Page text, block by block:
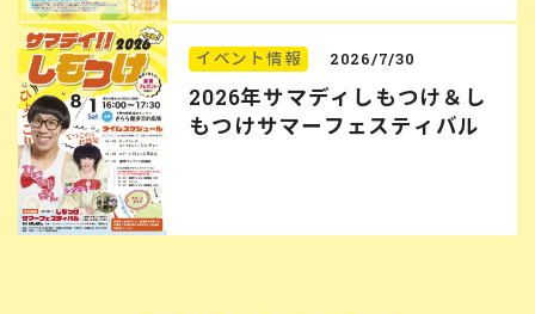
イベント情報 2026/7/30
2026年サマディしもつけ＆し
もつけサマーフェスティバル